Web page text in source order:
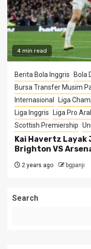
4 min read
Berita Bola Inggris Bola
Bursa Transfer Musim
Internasional
Liga
Liga Inggris
Liga Pro
Scottish Premiership
Kai Havertz
Brighton VS
2 years ago bgpanji
Search